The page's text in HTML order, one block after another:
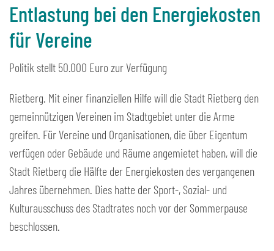
Entlastung bei den Energiekosten
für Vereine
Politik stellt 50.000 Euro zur Verfügung
Rietberg. Mit einer finanziellen Hilfe will die Stadt Rietberg den
gemeinnützigen Vereinen im Stadtgebiet unter die Arme
greifen. Für Vereine und Organisationen, die über Eigentum
verfügen oder Gebäude und Räume angemietet haben, will die
Stadt Rietberg die Hälfte der Energiekosten des vergangenen
Jahres übernehmen. Dies hatte der Sport-, Sozial- und
Kulturausschuss des Stadtrates noch vor der Sommerpause
beschlossen.